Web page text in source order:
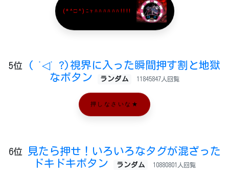
(*^□^)ﾆｬﾊﾊﾊﾊﾊﾊ!!!!
5位
( ˙◁˙ ?)視界に入った瞬間押す割と地獄
なボタン
ランダム 11845847人回覧
押しなさいな★
6位
見たら押せ！いろいろなタグが混ざった
ドキドキボタン
ランダム 10880801人回覧